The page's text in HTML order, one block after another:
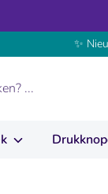
✨